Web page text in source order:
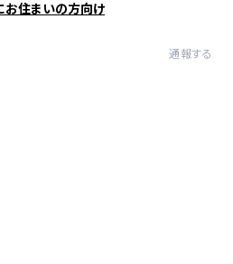
お住まいの方向け
通報する